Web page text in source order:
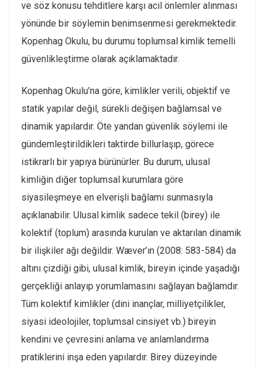
ve söz konusu tehditlere karşı acil önlemler alınması
yönünde bir söylemin benimsenmesi gerekmektedir.
Kopenhag Okulu, bu durumu toplumsal kimlik temelli
güvenlikleştirme olarak açıklamaktadır.
Kopenhag Okulu’na göre, kimlikler verili, objektif ve
statik yapılar değil, sürekli değişen bağlamsal ve
dinamik yapılardır. Öte yandan güvenlik söylemi ile
gündemleştirildikleri taktirde billurlaşıp, görece
istikrarlı bir yapıya bürünürler. Bu durum, ulusal
kimliğin diğer toplumsal kurumlara göre
siyasileşmeye en elverişli bağlamı sunmasıyla
açıklanabilir. Ulusal kimlik sadece tekil (birey) ile
kolektif (toplum) arasında kurulan ve aktarılan dinamik
bir ilişkiler ağı değildir. Wæver’ın (2008: 583-584) da
altını çizdiği gibi, ulusal kimlik, bireyin içinde yaşadığı
gerçekliği anlayıp yorumlamasını sağlayan bağlamdır.
Tüm kolektif kimlikler (dini inançlar, milliyetçilikler,
siyasi ideolojiler, toplumsal cinsiyet vb.) bireyin
kendini ve çevresini anlama ve anlamlandırma
pratiklerini inşa eden yapılardır. Birey düzeyinde